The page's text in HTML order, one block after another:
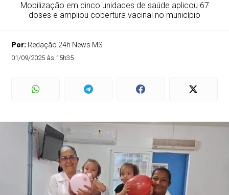
Mobilização em cinco unidades de saúde aplicou 67
doses e ampliou cobertura vacinal no município
Por: Redação 24h News MS
01/09/2025 às 15h35